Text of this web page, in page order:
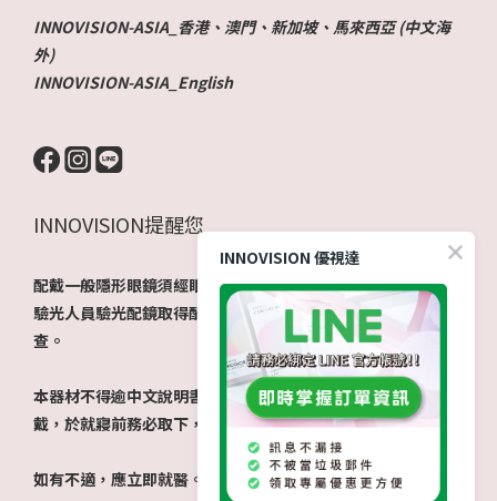
INNOVISION-ASIA_香港、澳門、新加坡、馬來西亞 (中文海
外)
INNOVISION-ASIA_English
INNOVISION提醒您
配戴一般隱形眼鏡須經眼科醫師驗光配鏡取得處方箋，或經由
驗光人員驗光配鏡取得配鏡單，並定期接受眼科醫師追蹤檢
查。
本器材不得逾中文說明書建議之最長配戴時數、不得重覆配
戴，於就寢前務必取下，以免感染或潰瘍。
如有不適，應立即就醫。
INNOVISION 優視達